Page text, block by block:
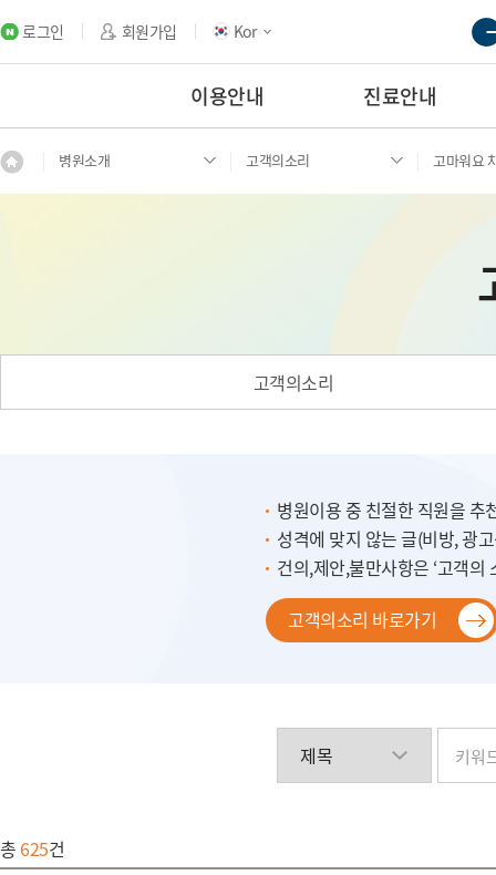
로그인 회원가입 Kor
이용안내 진료안내
병원소개 고객의소리 고마워요
고객의소리
병원이용 중 친절한 직원을 추
성격에 맞지 않는 글(비방, 광
건의,제안,불만사항은 ‘고객
고객의소리 바로가기
총 625건